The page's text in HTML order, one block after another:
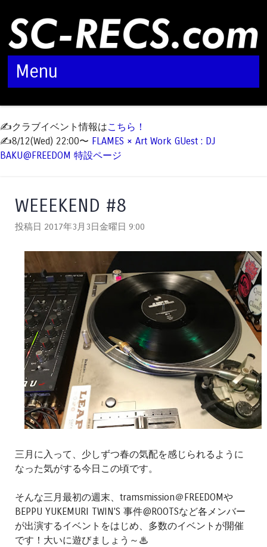
Menu
✍️クラブイベント情報はこちら！
✍️8/12(Wed) 22:00〜 FLAMES × Art Work GUest : DJ
BAKU@FREEDOM 特設ページ
WEEEKEND #8
投稿日 2017年3月3日金曜日 9:00
三月に入って、少しずつ春の気配を感じられるように
なった気がする今日この頃です。
そんな三月最初の週末、tramsmission＠FREEDOMや
BEPPU YUKEMURI TWIN'S 事件@ROOTSなど各メンバー
が出演するイベントをはじめ、多数のイベントが開催
です！大いに遊びましょう～♨